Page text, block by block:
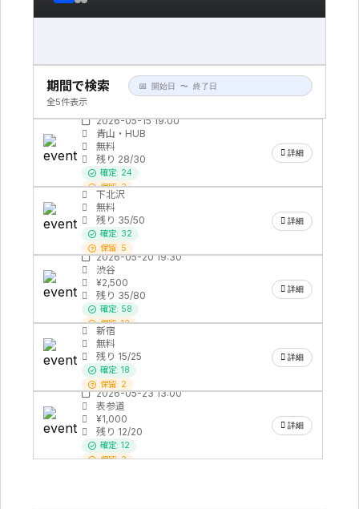
期間で検索
全5件表示
DESIGN TALK: 都市とディテール
2026-05-15 19:00
青山・HUB
無料
残り 28/30
確定: 24
保留: 3
欠席: 2
待機: 0
詳細
ZINE＆アートブックマーケット
2026-05-18 11:00
下北沢
無料
残り 35/50
確定: 32
保留: 5
欠席: 4
待機: 2
詳細
ELECTRONIC MUSIC SESSION
有料
2026-05-20 19:30
渋谷
¥2,500
残り 35/80
確定: 58
保留: 12
欠席: 6
待機: 4
詳細
STREET PHOTO WALK
2026-05-22 14:00
新宿
無料
残り 15/25
確定: 18
保留: 2
欠席: 1
待機: 0
詳細
MODERN ARCHITECTURE TOUR
有料
2026-05-23 13:00
表参道
¥1,000
残り 12/20
確定: 12
保留: 3
詳細